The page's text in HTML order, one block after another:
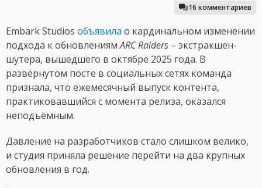
16 комментариев
Embark Studios объявила о кардинальном изменении
подхода к обновлениямARC Raiders – экстракшен-
шутера, вышедшего в октябре 2025 года. В
развёрнутом посте в социальных сетях команда
признала, что ежемесячный выпуск контента,
практиковавшийся с момента релиза, оказался
неподъёмным.
Давление на разработчиков стало слишком велико,
и студия приняла решение перейти на два крупных
обновления в год.